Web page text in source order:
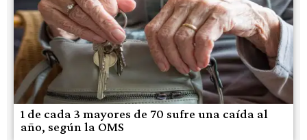
1 de cada 3 mayores de 70 sufre una caída al
año, según la OMS